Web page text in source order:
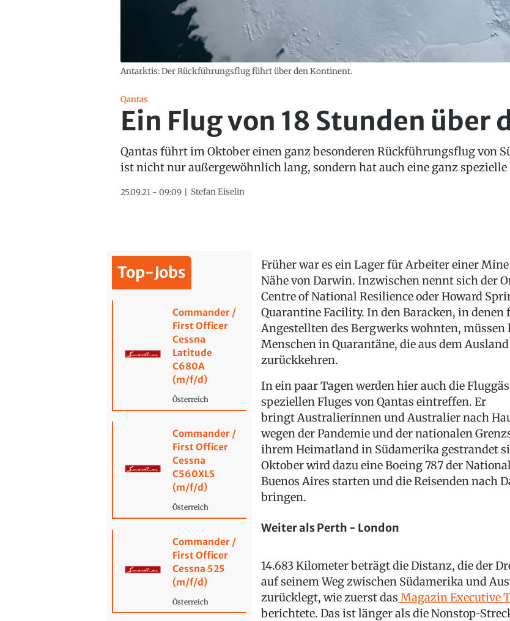
Antarktis: Der Rückführungsflug führt über den Kontinent.
Qantas
Ein Flug von 18 Stunden über
Qantas führt im Oktober einen ganz besonderen Rückführungsflug von
ist nicht nur außergewöhnlich lang, sondern hat auch eine ganz spezielle
25.09.21 - 09:09 Stefan Eiselin
Top-Jobs
Commander /
First Officer
Cessna
Latitude
C680A
(m/f/d)
Österreich
Commander /
First Officer
Cessna
C560XLS
(m/f/d)
Österreich
Commander /
First Officer
Cessna 525
(m/f/d)
Österreich
Früher war es ein Lager für Arbeiter einer
Nähe von Darwin. Inzwischen nennt sich der
Centre of National Resilience oder Howard
Quarantine Facility. In den Baracken, in denen
Angestellten des Bergwerks wohnten, müssen
Menschen in Quarantäne, die aus dem Ausland
zurückkehren.
In ein paar Tagen werden hier auch die
speziellen Fluges von Qantas eintreffen. Er
bringt Australierinnen und Australier nach
wegen der Pandemie und der nationalen
ihrem Heimatland in Südamerika gestrandet
Oktober wird dazu eine Boeing 787 der
Buenos Aires starten und die Reisenden nach
bringen.
Weiter als Perth - London
14.683 Kilometer beträgt die Distanz, die der
auf seinem Weg zwischen Südamerika und
zurücklegt, wie zuerst das Magazin Executive
berichtete. Das ist länger als die Nonstop-